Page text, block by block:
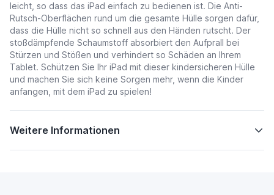
leicht, so dass das iPad einfach zu bedienen ist. Die Anti-
Rutsch-Oberflächen rund um die gesamte Hülle sorgen dafür,
dass die Hülle nicht so schnell aus den Händen rutscht. Der
stoßdämpfende Schaumstoff absorbiert den Aufprall bei
Stürzen und Stößen und verhindert so Schäden an Ihrem
Tablet. Schützen Sie Ihr iPad mit dieser kindersicheren Hülle
und machen Sie sich keine Sorgen mehr, wenn die Kinder
anfangen, mit dem iPad zu spielen!
Weitere Informationen